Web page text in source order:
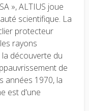
», ALTIUS joue
scientifique. La
protecteur
rayons
découverte du
de
années 1970, la
est d'une